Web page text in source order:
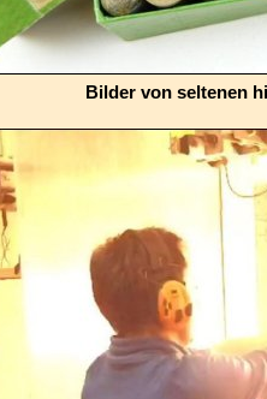
Bilder von seltenen